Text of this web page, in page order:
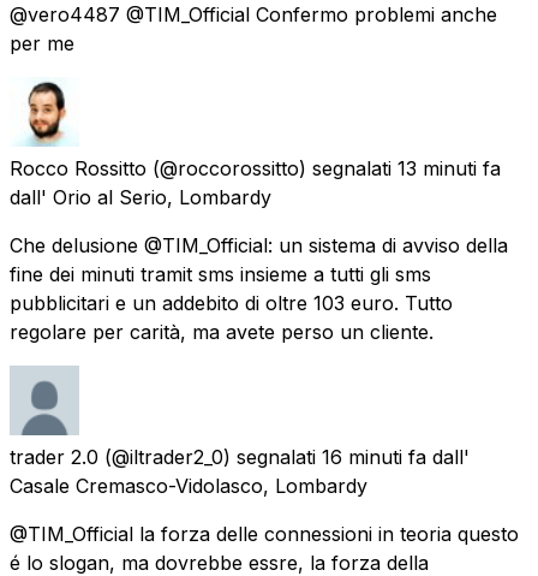
@vero4487 @TIM_Official Confermo problemi anche
per me
Rocco Rossitto (@roccorossitto) segnalati 13 minuti fa
dall' Orio al Serio, Lombardy
Che delusione @TIM_Official: un sistema di avviso della
fine dei minuti tramit sms insieme a tutti gli sms
pubblicitari e un addebito di oltre 103 euro. Tutto
regolare per carità, ma avete perso un cliente.
trader 2.0 (@iltrader2_0) segnalati 16 minuti fa dall'
Casale Cremasco-Vidolasco, Lombardy
@TIM_Official la forza delle connessioni in teoria questo
é lo slogan, ma dovrebbe essre, la forza della